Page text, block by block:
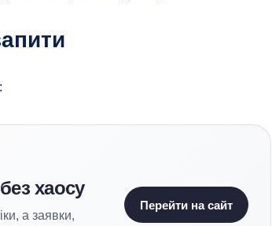
хаосу
а заявки,
Перейти на сайт